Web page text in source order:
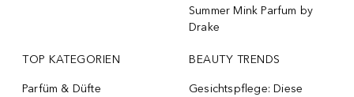
Summer Mink Parfum by
Drake
TOP KATEGORIEN
Parfüm & Düfte
BEAUTY TRENDS
Gesichtspflege: Diese